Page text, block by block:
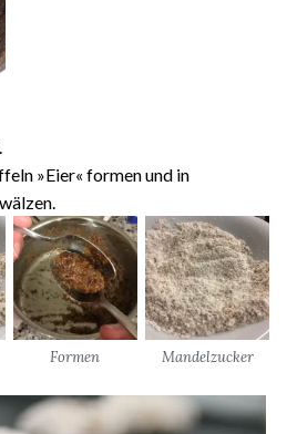
»Eier« formen und in
Formen Mandelzucker